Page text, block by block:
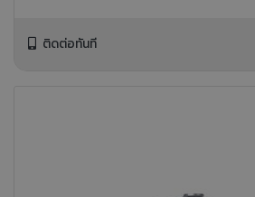
ติดต่อทันที